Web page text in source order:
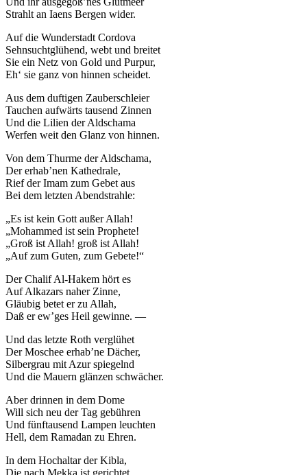
Strahlt an Iaens Bergen wider.
Auf die Wunderstadt Cordova
Sehnsuchtglühend, webt und breitet
Sie ein Netz von Gold und Purpur,
Eh‘ sie ganz von hinnen scheidet.
Aus dem duftigen Zauberschleier
Tauchen aufwärts tausend Zinnen
Und die Lilien der Aldschama
Werfen weit den Glanz von hinnen.
Von dem Thurme der Aldschama,
Der erhab’nen Kathedrale,
Rief der Imam zum Gebet aus
Bei dem letzten Abendstrahle:
„Es ist kein Gott außer Allah!
„Mohammed ist sein Prophete!
„Groß ist Allah! groß ist Allah!
„Auf zum Guten, zum Gebete!“
Der Chalif Al-Hakem hört es
Auf Alkazars naher Zinne,
Gläubig betet er zu Allah,
Daß er ew’ges Heil gewinne. —
Und das letzte Roth verglühet
Der Moschee erhab’ne Dächer,
Silbergrau mit Azur spiegelnd
Und die Mauern glänzen schwächer.
Aber drinnen in dem Dome
Will sich neu der Tag gebühren
Und fünftausend Lampen leuchten
Hell, dem Ramadan zu Ehren.
In dem Hochaltar der Kibla,
Die nach Mekka ist gerichtet,